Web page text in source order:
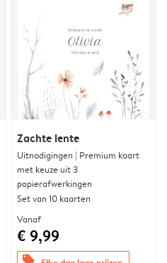
Zachte lente
Uitnodigingen | Premium kaart
met keuze uit 3
papierafwerkingen
Set van 10 kaarten
Vanaf
€ 9,99
offers